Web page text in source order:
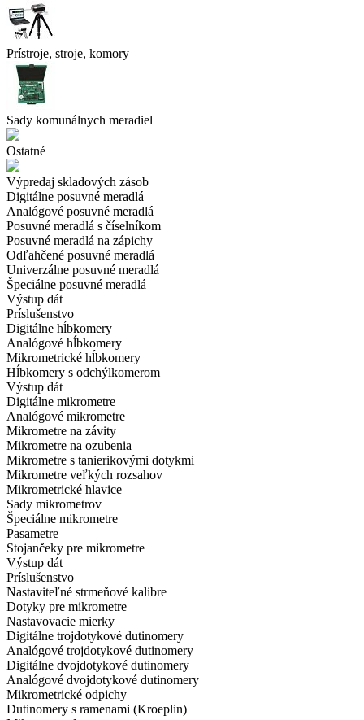
Prístroje, stroje, komory
Sady komunálnych meradiel
Ostatné
Výpredaj skladových zásob
Digitálne posuvné meradlá
Analógové posuvné meradlá
Posuvné meradlá s číselníkom
Posuvné meradlá na zápichy
Odľahčené posuvné meradlá
Univerzálne posuvné meradlá
Špeciálne posuvné meradlá
Výstup dát
Príslušenstvo
Digitálne hĺbkomery
Analógové hĺbkomery
Mikrometrické hĺbkomery
Hĺbkomery s odchýlkomerom
Výstup dát
Digitálne mikrometre
Analógové mikrometre
Mikrometre na závity
Mikrometre na ozubenia
Mikrometre s tanierikovými dotykmi
Mikrometre veľkých rozsahov
Mikrometrické hlavice
Sady mikrometrov
Špeciálne mikrometre
Pasametre
Stojančeky pre mikrometre
Výstup dát
Príslušenstvo
Nastaviteľné strmeňové kalibre
Dotyky pre mikrometre
Nastavovacie mierky
Digitálne trojdotykové dutinomery
Analógové trojdotykové dutinomery
Digitálne dvojdotykové dutinomery
Analógové dvojdotykové dutinomery
Mikrometrické odpichy
Dutinomery s ramenami (Kroeplin)